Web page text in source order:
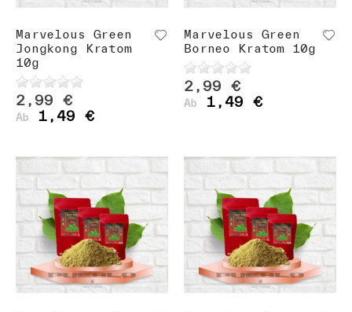
Marvelous Green
Jongkong Kratom
10g
2,99 €
Ab 1,49 €
Marvelous Green
Borneo Kratom 10g
2,99 €
Ab 1,49 €